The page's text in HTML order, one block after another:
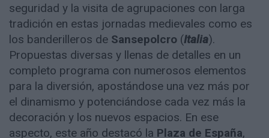
seguridad y la visita de agrupaciones con larga
tradición en estas jornadas medievales como es
los banderilleros de Sansepolcro (Italia).
Propuestas diversas y llenas de detalles en un
completo programa con numerosos elementos
para la diversión, apostándose una vez más por
el dinamismo y potenciándose cada vez más la
decoración y los nuevos espacios. En ese
aspecto, este año destacó la Plaza de España,